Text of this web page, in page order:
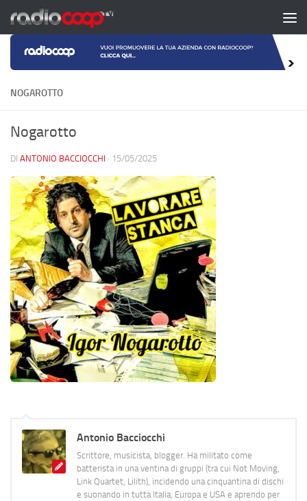
Salta al contenuto
NOGAROTTO
Nogarotto
DI ANTONIO BACCIOCCHI · 15/05/2025
Antonio Bacciocchi
Scrittore, musicista, blogger. Ha militato come
batterista in una ventina di gruppi (tra cui Not Moving,
Link Quartet, Lilith), incidendo una cinquantina di dischi
e suonando in tutta Italia, Europa e USA e aprendo per